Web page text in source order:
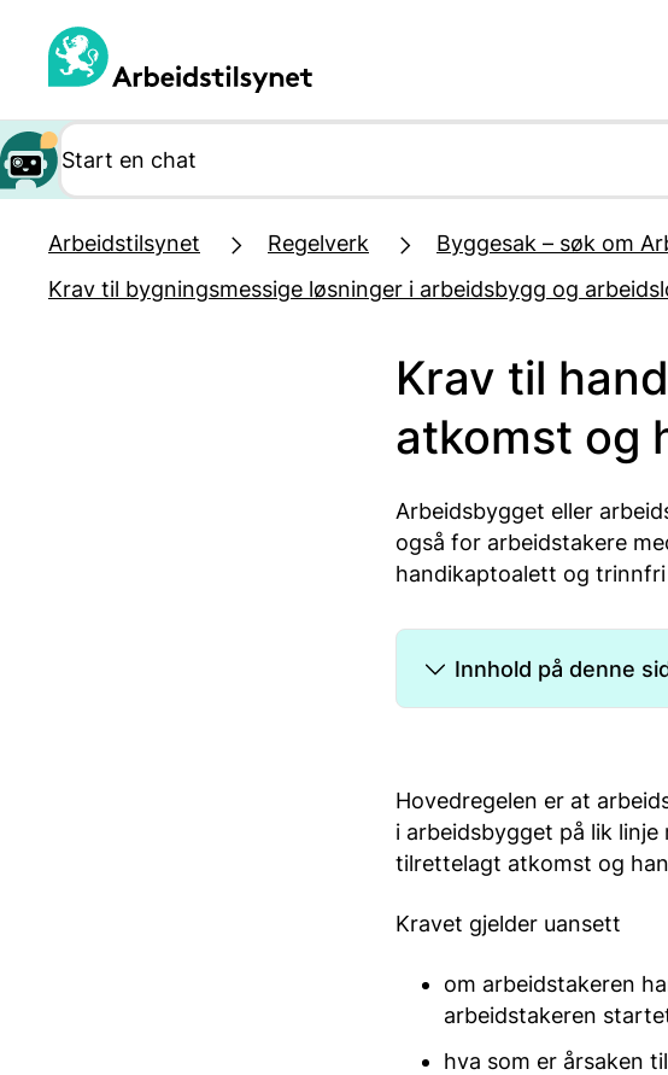
hovedinnhold
Arbeidstilsynet Regelverk
Byggesak – søk om
Krav til bygningsmessige løsninger i arbeidsbygg og
Krav til
atkomst og
Arbeidsbygget eller
også for arbeidstakere
handikaptoalett og
Innhold på denne
Hovedregelen er at
i arbeidsbygget på lik
tilrettelagt atkomst og
Kravet gjelder uansett
om arbeidstakeren
arbeidstakeren
hva som er årsaken